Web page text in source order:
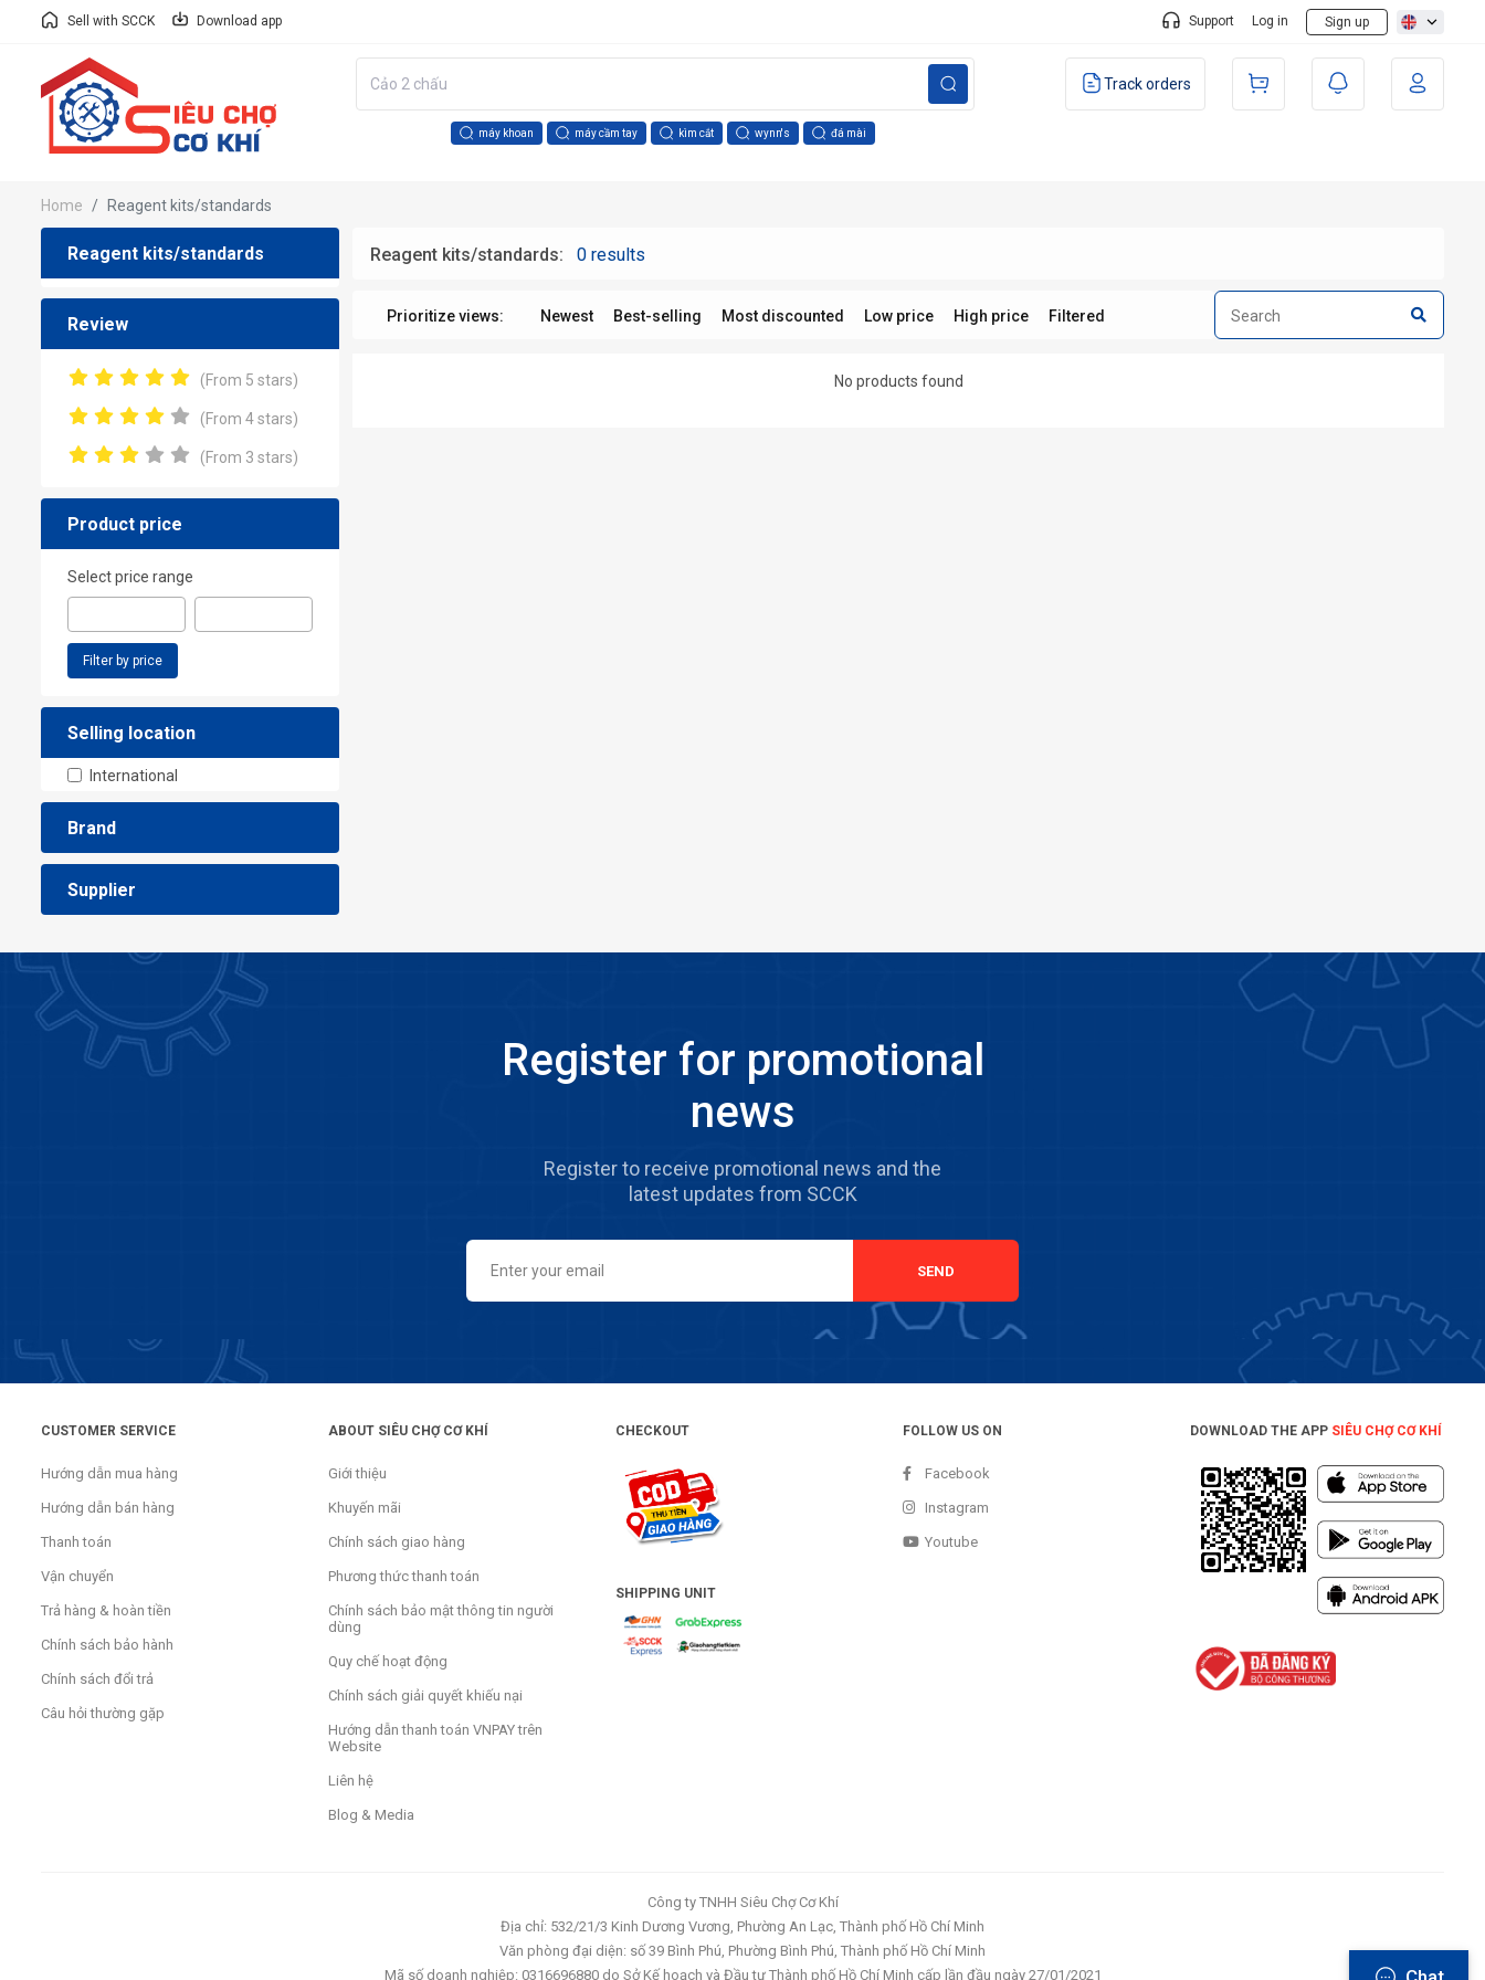
Sell with SCCK Download app Support Log in Sign up
máy khoan máy cầm tay kìm cắt wynn's đá mài
Track orders
Home Reagent kits/standards
Reagent kits/standards
Review
(From 5 stars)
(From 4 stars)
(From 3 stars)
Product price
Select price range
Filter by price
Selling location
International
Brand
Supplier
Reagent kits/standards: 0 results
Prioritize views: Newest Best-selling Most discounted Low price High price Filtered
No products found
Register for promotional
news
Register to receive promotional news and the
latest updates from SCCK
SEND
CUSTOMER SERVICE
Hướng dẫn mua hàng
Hướng dẫn bán hàng
Thanh toán
Vận chuyển
Trả hàng & hoàn tiền
Chính sách bảo hành
Chính sách đổi trả
Câu hỏi thường gặp
ABOUT SIÊU CHỢ CƠ KHÍ
Giới thiệu
Khuyến mãi
Chính sách giao hàng
Phương thức thanh toán
Chính sách bảo mật thông tin người
dùng
Quy chế hoạt động
Chính sách giải quyết khiếu nại
Hướng dẫn thanh toán VNPAY trên
Website
Liên hệ
Blog & Media
CHECKOUT
SHIPPING UNIT
FOLLOW US ON
Facebook
Instagram
Youtube
DOWNLOAD THE APP SIÊU CHỢ CƠ KHÍ
Công ty TNHH Siêu Chợ Cơ Khí
Địa chỉ: 532/21/3 Kinh Dương Vương, Phường An Lạc, Thành phố Hồ Chí Minh
Văn phòng đại diện: số 39 Bình Phú, Phường Bình Phú, Thành phố Hồ Chí Minh
Mã số doanh nghiệp: 0316696880 do Sở Kế hoạch và Đầu tư Thành phố Hồ Chí Minh cấp lần đầu ngày 27/01/2021